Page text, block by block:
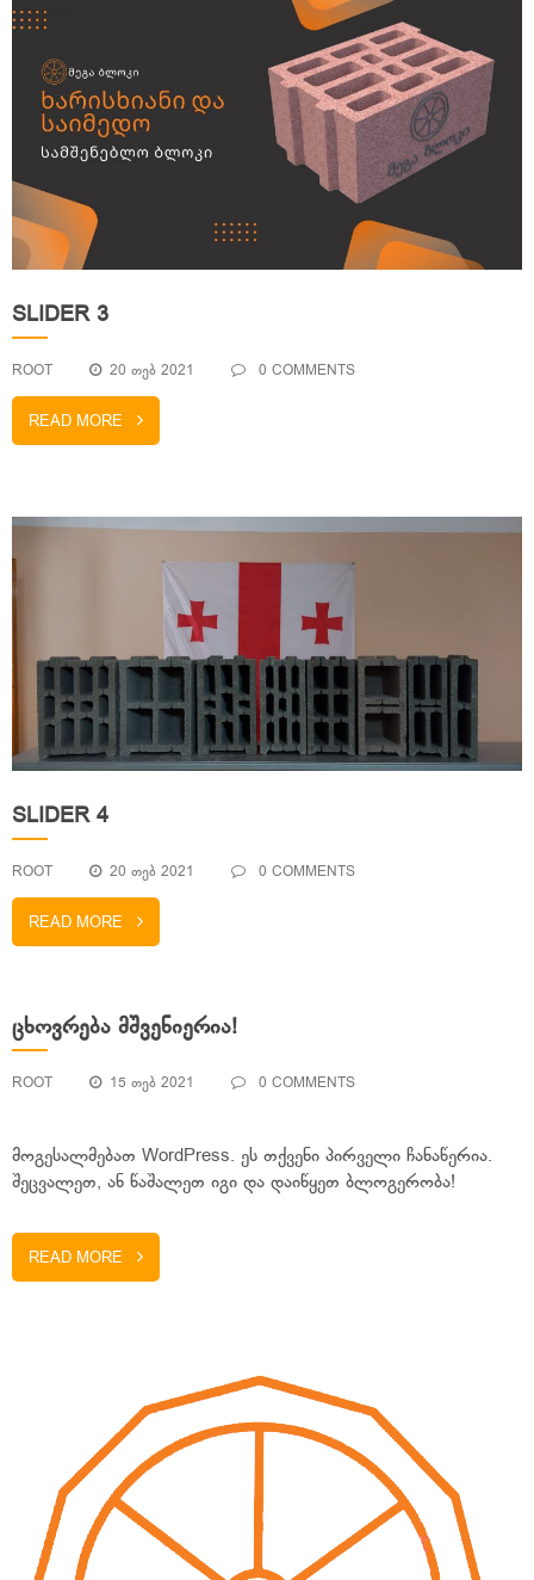
SLIDER 3
ROOT 20 ᲗᲔᲑ 2021 0 COMMENTS
READ MORE
SLIDER 4
ROOT 20 ᲗᲔᲑ 2021 0 COMMENTS
READ MORE
ᲪᲮᲝᲕᲠᲔᲑᲐ ᲛᲨᲕᲔᲜᲘᲔᲠᲘᲐ!
ROOT 15 ᲗᲔᲑ 2021 0 COMMENTS
მოგესალმებათ WordPress. ეს თქვენი პირველი ჩანაწერია.
შეცვალეთ, ან წაშალეთ იგი და დაიწყეთ ბლოგერობა!
READ MORE